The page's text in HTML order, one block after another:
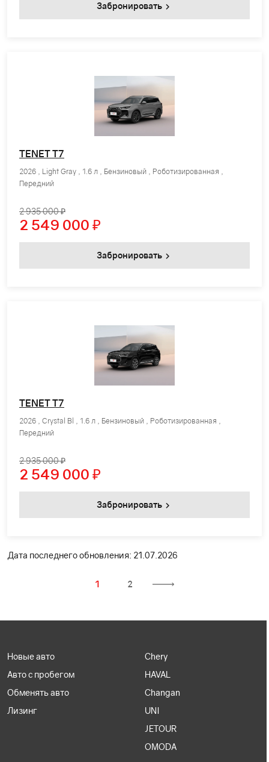
Забронировать
TENET T7
2026 , Light Gray , 1.6 л , Бензиновый , Роботизированная ,
Передний
2 935 000 ₽
2 549 000 ₽
Забронировать
TENET T7
2026 , Crystal Bl , 1.6 л , Бензиновый , Роботизированная ,
Передний
2 935 000 ₽
2 549 000 ₽
Забронировать
Дата последнего обновления: 21.07.2026
1 2
Новые авто
Авто с пробегом
Обменять авто
Лизинг
Chery
HAVAL
Changan
UNI
JETOUR
OMODA